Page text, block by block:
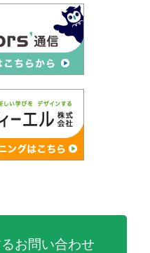
お問い合わせ